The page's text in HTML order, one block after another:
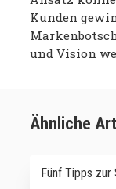
Kunden
und Vision
Ähnliche
Fünf Tipps zur